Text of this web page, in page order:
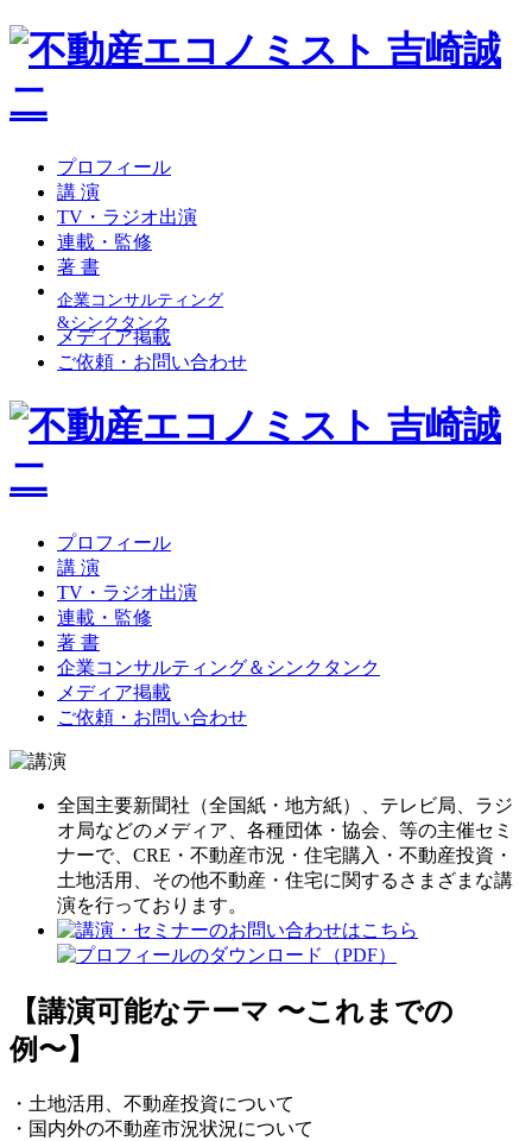
プロフィール
講 演
TV・ラジオ出演
連載・監修
著 書
企業コンサルティング
&シンクタンク
メディア掲載
ご依頼・お問い合わせ
プロフィール
講 演
TV・ラジオ出演
連載・監修
著 書
企業コンサルティング＆シンクタンク
メディア掲載
ご依頼・お問い合わせ
全国主要新聞社（全国紙・地方紙）、テレビ局、ラジ
オ局などのメディア、各種団体・協会、等の主催セミ
ナーで、CRE・不動産市況・住宅購入・不動産投資・
土地活用、その他不動産・住宅に関するさまざまな講
演を行っております。
【講演可能なテーマ 〜これまでの
例〜】
・土地活用、不動産投資について
・国内外の不動産市況状況について